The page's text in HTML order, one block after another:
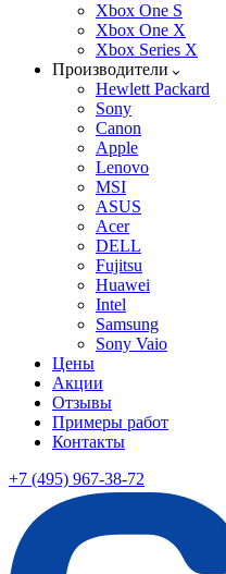
Xbox One S
Xbox One X
Xbox Series X
Производители
Hewlett Packard
Sony
Canon
Apple
Lenovo
MSI
ASUS
Acer
DELL
Fujitsu
Huawei
Intel
Samsung
Sony Vaio
Цены
Акции
Отзывы
Примеры работ
Контакты
+7 (495) 967-38-72